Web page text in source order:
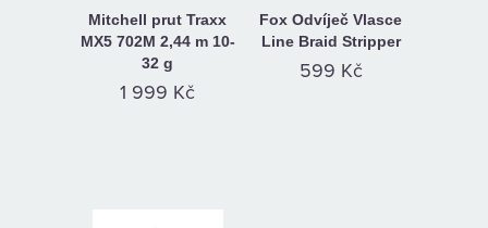
Mitchell prut Traxx
MX5 702M 2,44 m 10-
32 g
1 999 Kč
Fox Odvíječ Vlasce
Line Braid Stripper
599 Kč